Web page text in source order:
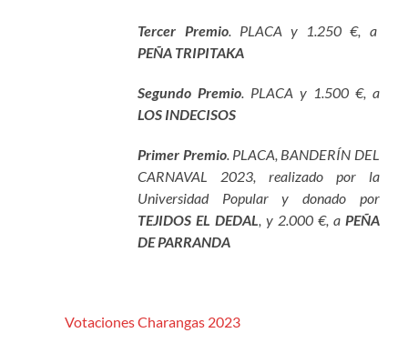
Tercer Premio. PLACA y 1.250 €, a
PEÑA TRIPITAKA
Segundo Premio . PLACA y 1.500 €, a
LOS INDECISOS
Primer Premio. PLACA, BANDERÍN DEL
CARNAVAL 2023, realizado por la
Universidad Popular y donado por
TEJIDOS EL DEDAL
, y 2.000 €, aPEÑA
DE PARRANDA
Votaciones Charangas 2023